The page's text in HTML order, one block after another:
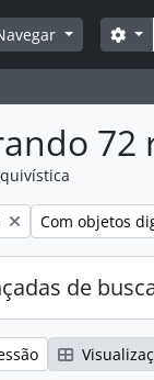
72
filtro:Remover filtro:
Com objetos
de